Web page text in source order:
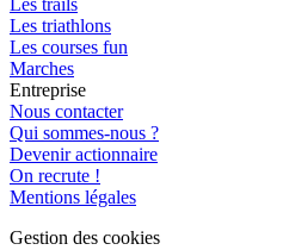
Les trails
Les triathlons
Les courses fun
Marches
Entreprise
Nous contacter
Qui sommes-nous ?
Devenir actionnaire
On recrute !
Mentions légales
Gestion des cookies